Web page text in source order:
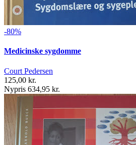
-80%
Medicinske sygdomme
Court Pedersen
125,00 kr.
Nypris 634,95 kr.